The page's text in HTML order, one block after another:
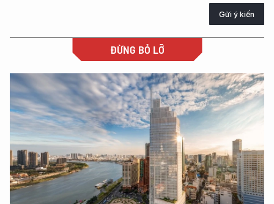
Gửi ý kiến
ĐỪNG BỎ LỠ